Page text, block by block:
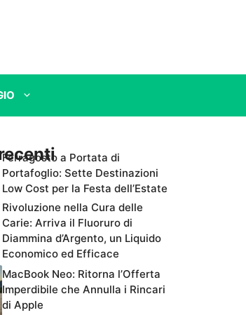
Ferragosto a Portata di
Portafoglio: Sette Destinazioni
Low Cost per la Festa dell’Estate
Rivoluzione nella Cura delle
Carie: Arriva il Fluoruro di
Diammina d’Argento, un Liquido
Economico ed Efficace
MacBook Neo: Ritorna l’Offerta
Imperdibile che Annulla i Rincari
di Apple